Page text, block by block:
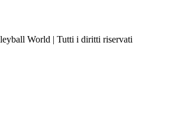
World | Tutti i diritti riservati